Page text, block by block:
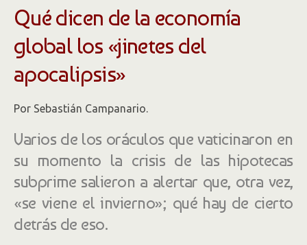
Qué dicen de la economía
global los «jinetes del
apocalipsis»
Por Sebastián Campanario.
Varios de los oráculos que vaticinaron en
su momento la crisis de las hipotecas
subprime salieron a alertar que, otra vez,
«se viene el invierno»; qué hay de cierto
detrás de eso.